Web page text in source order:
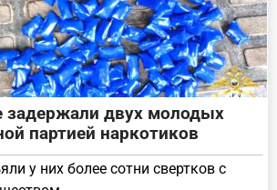
задержали двух молодых
партией наркотиков
у них более сотни свертков с